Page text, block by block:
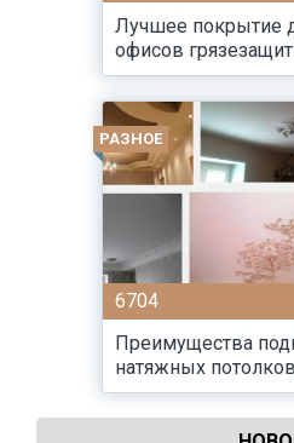
Лучшее покрытие
офисов
РАЗНОЕ
6704
Преимущества
натяжных потолков